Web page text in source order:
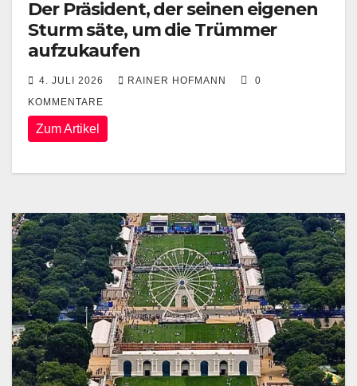
Der Präsident, der seinen eigenen
Sturm säte, um die Trümmer
aufzukaufen
4. JULI 2026 RAINER HOFMANN
0
KOMMENTARE
Zum Artikel